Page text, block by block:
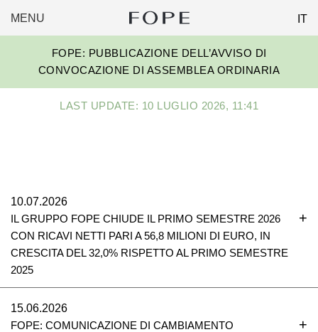
MENU
FOPE
GROUP
IT
FOPE: PUBBLICAZIONE DELL’AVVISO DI
CONVOCAZIONE DI ASSEMBLEA ORDINARIA
LAST UPDATE: 10 LUGLIO 2026, 11:41
10.07.2026
IL GRUPPO FOPE CHIUDE IL PRIMO SEMESTRE 2026
CON RICAVI NETTI PARI A 56,8 MILIONI DI EURO, IN
CRESCITA DEL 32,0% RISPETTO AL PRIMO SEMESTRE
2025
15.06.2026
FOPE: COMUNICAZIONE DI CAMBIAMENTO